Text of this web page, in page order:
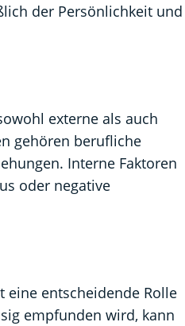
der Persönlichkeit und
externe als auch
gehören berufliche
Interne Faktoren
oder negative
eine entscheidende Rolle
empfunden wird, kann